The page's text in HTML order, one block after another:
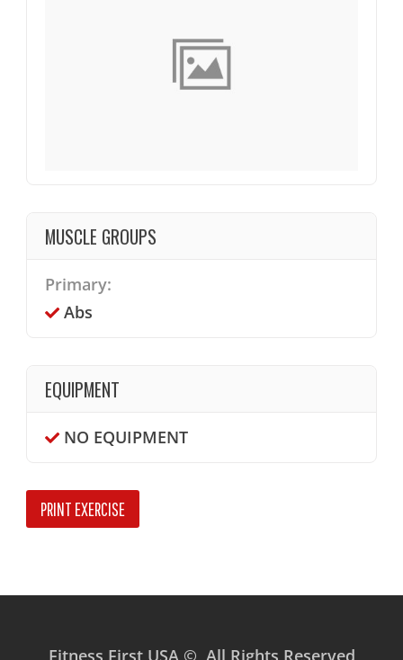
MUSCLE GROUPS
Primary:
Abs
EQUIPMENT
NO EQUIPMENT
PRINT EXERCISE
Fitness First USA © All Rights Reserved